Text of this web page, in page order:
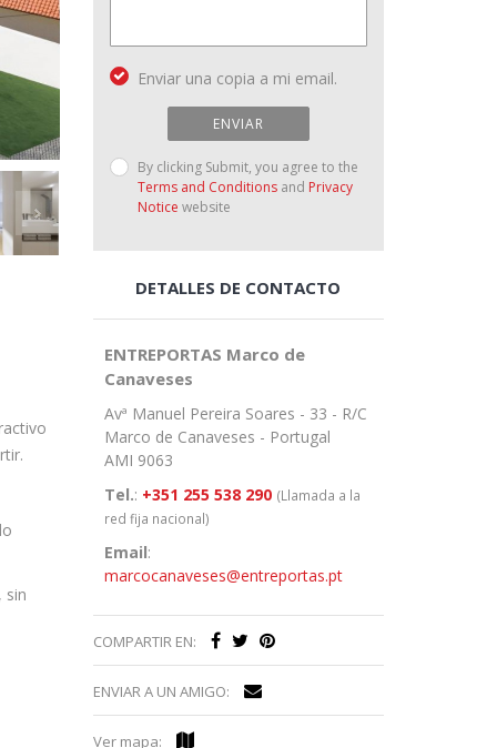
sin
Enviar una copia a mi email.
ENVIAR
By clicking Submit, you agree to the
Terms and Conditionsand Privacy
Notice website
DETALLES DE CONTACTO
ENTREPORTAS Marco de
Canaveses
Avª Manuel Pereira Soares - 33 - R/C
Marco de Canaveses - Portugal
AMI 9063
Tel.: +351 255 538 290 (Llamada a la
red fija nacional)
Email:
marcocanaveses@entreportas.pt
COMPARTIR EN:
ENVIAR A UN AMIGO:
Ver mapa: